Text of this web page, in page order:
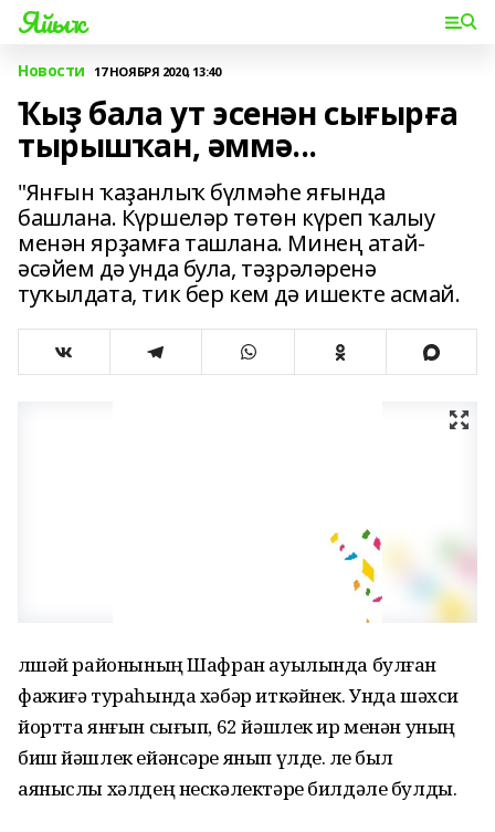
Яйыҡ
Новости 17 НОЯБРЯ 2020, 13:40
Ҡыҙ бала ут эсенән сығырға
тырышҡан, әммә...
"Янғын ҡаҙанлыҡ бүлмәһе яғында
башлана. Күршеләр төтөн күреп ҡалыу
менән ярҙамға ташлана. Минең атай-
әсәйем дә унда була, тәҙрәләренә
туҡылдата, тик бер кем дә ишекте асмай.
Әлшәй районының Шафран ауылында булған
фажиғә тураһында хәбәр иткәйнек. Унда шәхси
йортта янғын сығып, 62 йәшлек ир менән уның
биш йәшлек ейәнсәре янып үлде. Әле был
аяныслы хәлдең нескәлектәре билдәле булды.